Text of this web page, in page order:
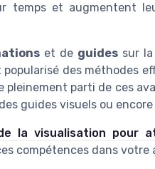
temps et augmentent
et de guides sur
des méthodes
pleinement parti de ces
guides visuels ou
la visualisation pour
compétences dans votre